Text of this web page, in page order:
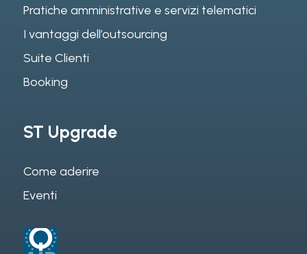
Pratiche amministrative e servizi telematici
I vantaggi dell’outsourcing
Suite Clienti
Booking
ST Upgrade
Come aderire
Eventi